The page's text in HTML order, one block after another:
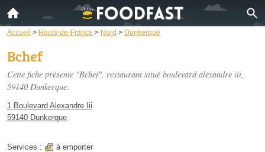
Accueil > Hauts-de-France > Nord > Dunkerque
Bchef
Cette fiche présente "Bchef", restaurant situé boulevard alexandre iii,
59140 Dunkerque.
1 Boulevard Alexandre Iii
59140 Dunkerque
Services : à emporter